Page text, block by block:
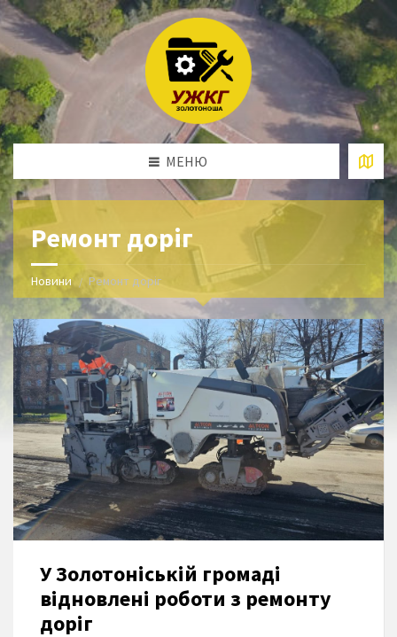
МЕНЮ
Ремонт доріг
Новини Ремонт доріг
У Золотоніській громаді
відновлені роботи з ремонту
доріг